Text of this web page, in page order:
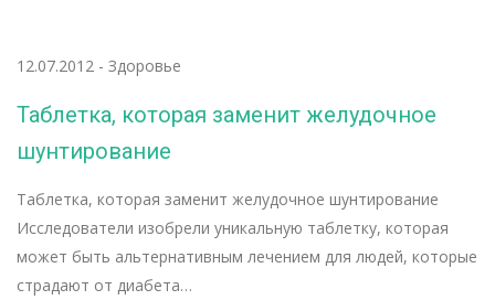
12.07.2012 - Здоровье
Таблетка, которая заменит желудочное
шунтирование
Таблетка, которая заменит желудочное шунтирование
Исследователи изобрели уникальную таблетку, которая
может быть альтернативным лечением для людей, которые
страдают от диабета…